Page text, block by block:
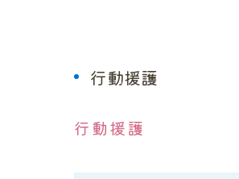
行動援護
行動援護